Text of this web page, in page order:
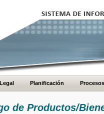
Planificación Procesos
de Productos/